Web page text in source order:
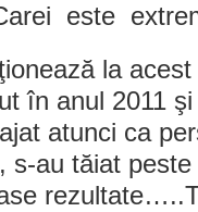
este
la
în anul 2011
atunci ca
s-au tăiat